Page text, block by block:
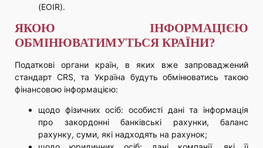
(EOIR).
ЯКОЮ ІНФОРМАЦІЄЮ
ОБМІНЮВАТИМУТЬСЯ КРАЇНИ?
Податкові органи країн, в яких вже запроваджений
стандарт CRS, та Україна будуть обмінюватись такою
фінансовою інформацією:
щодо фізичних осіб: особисті дані та інформація
про закордонні банківські рахунки, баланс
рахунку, суми, які надходять на рахунок;